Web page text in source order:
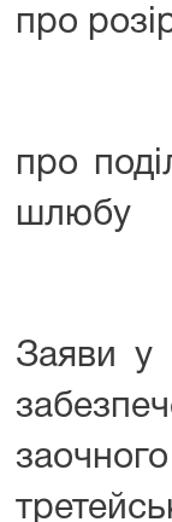
про
про
шлюбу
Заяви у